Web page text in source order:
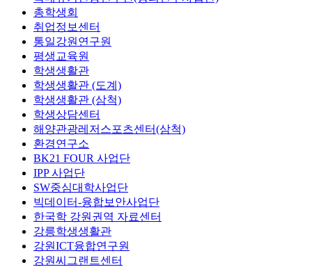
총학생회
취업정보센터
통일강원연구원
평생교육원
학생생활관
학생생활관 (도계)
학생생활관 (삼척)
학생상담센터
해양관광레저스포츠센터(삼척)
환경연구소
BK21 FOUR 사업단
IPP 사업단
SW중심대학사업단
빅데이터-융합보안사업단
한국학 강원권역 자료센터
강릉학생생활관
강원ICT융합연구원
강원씨그랜트센터